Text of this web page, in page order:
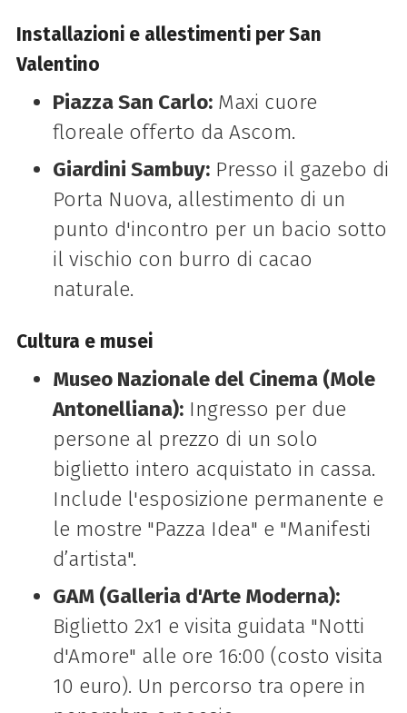
Installazioni e allestimenti per San
Valentino
Piazza San Carlo:Maxi cuore
floreale offerto da Ascom.
Giardini Sambuy:Presso il gazebo di
Porta Nuova, allestimento di un
punto d'incontro per un bacio sotto
il vischio con burro di cacao
naturale.
Cultura e musei
Museo Nazionale del Cinema (Mole
Antonelliana):Ingresso per due
persone al prezzo di un solo
biglietto intero acquistato in cassa.
Include l'esposizione permanente e
le mostre "Pazza Idea" e "Manifesti
d’artista".
GAM (Galleria d'Arte Moderna):
Biglietto 2x1 e visita guidata "Notti
d'Amore" alle ore 16:00 (costo visita
10 euro). Un percorso tra opere in